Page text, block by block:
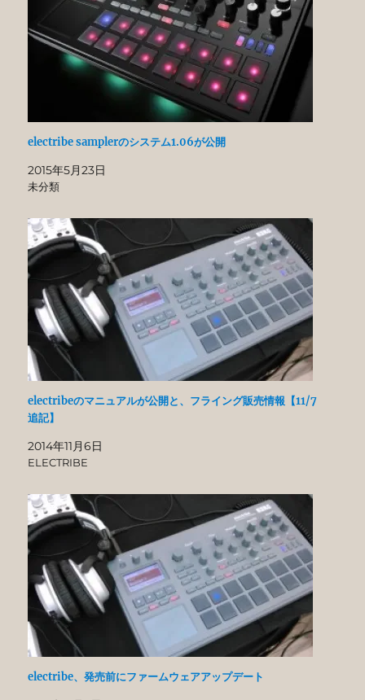
electribe samplerのシステム1.06が公開
2015年5月23日
未分類
electribeのマニュアルが公開と、フライング販売情報【11/7
追記】
2014年11月6日
ELECTRIBE
electribe、発売前にファームウェアアップデート